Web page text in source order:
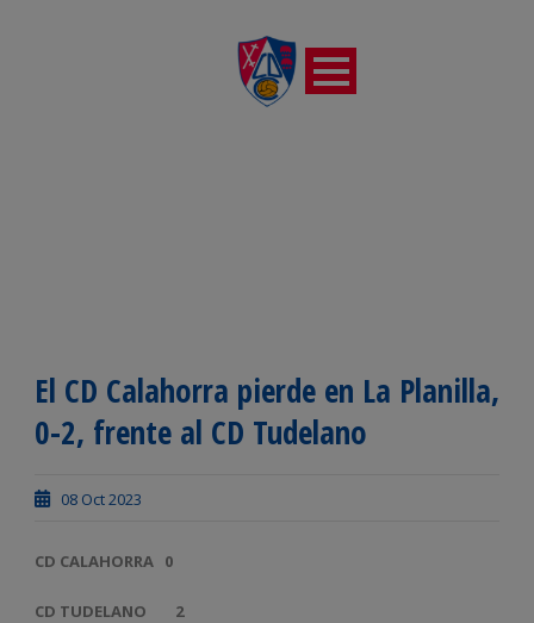
El CD Calahorra pierde en La Planilla,
0-2, frente al CD Tudelano
08 Oct 2023
CD CALAHORRA 0
CD TUDELANO 2